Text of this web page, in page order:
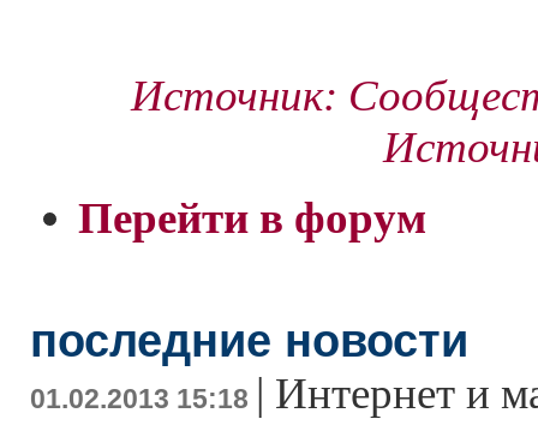
Источник:
Перейти в форум
последние новости
01.02.2013 15:18 | Интернет и